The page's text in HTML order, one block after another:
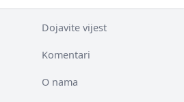
Dojavite vijest
Komentari
O nama